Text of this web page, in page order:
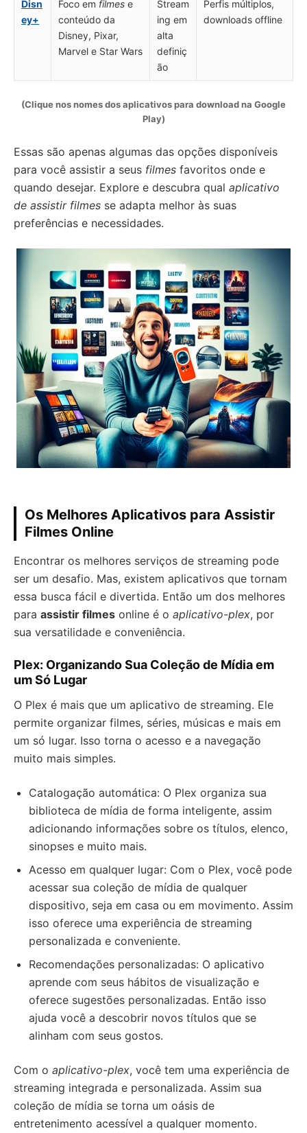
Disn
ey+
Foco em filmes e
conteúdo da
Disney, Pixar,
Marvel e Star Wars
Stream
ing em
alta
definiç
ão
Perfis múltiplos,
downloads offline
(Clique nos nomes dos aplicativos para download na Google
Play)
Essas são apenas algumas das opções disponíveis
para você assistir a seus filmes favoritos onde e
quando desejar. Explore e descubra qual aplicativo
de assistir filmes se adapta melhor às suas
preferências e necessidades.
Os Melhores Aplicativos para Assistir
Filmes Online
Encontrar os melhores serviços de streaming pode
ser um desafio. Mas, existem aplicativos que tornam
essa busca fácil e divertida. Então um dos melhores
para assistir filmes online é o aplicativo-plex, por
sua versatilidade e conveniência.
Plex: Organizando Sua Coleção de Mídia em
um Só Lugar
O Plex é mais que um aplicativo de streaming. Ele
permite organizar filmes, séries, músicas e mais em
um só lugar. Isso torna o acesso e a navegação
muito mais simples.
Catalogação automática: O Plex organiza sua
biblioteca de mídia de forma inteligente, assim
adicionando informações sobre os títulos, elenco,
sinopses e muito mais.
Acesso em qualquer lugar: Com o Plex, você pode
acessar sua coleção de mídia de qualquer
dispositivo, seja em casa ou em movimento. Assim
isso oferece uma experiência de streaming
personalizada e conveniente.
Recomendações personalizadas: O aplicativo
aprende com seus hábitos de visualização e
oferece sugestões personalizadas. Então isso
ajuda você a descobrir novos títulos que se
alinham com seus gostos.
Com o aplicativo-plex, você tem uma experiência de
streaming integrada e personalizada. Assim sua
coleção de mídia se torna um oásis de
entretenimento acessível a qualquer momento.